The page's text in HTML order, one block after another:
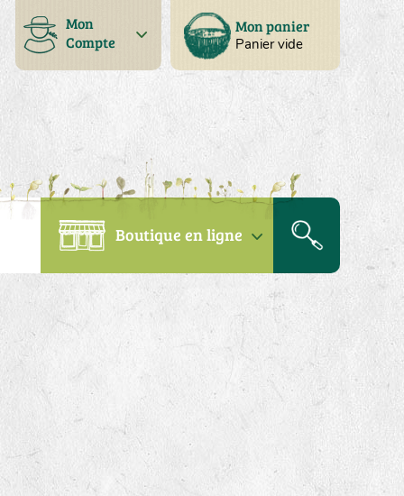
Mon panier
Panier vide
Mon
Compte
Boutique en ligne